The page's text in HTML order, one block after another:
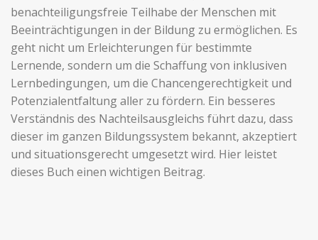
benachteiligungsfreie Teilhabe der Menschen mit
Beeinträchtigungen in der Bildung zu ermöglichen. Es
geht nicht um Erleichterungen für bestimmte
Lernende, sondern um die Schaffung von inklusiven
Lernbedingungen, um die Chancengerechtigkeit und
Potenzialentfaltung aller zu fördern. Ein besseres
Verständnis des Nachteilsausgleichs führt dazu, dass
dieser im ganzen Bildungssystem bekannt, akzeptiert
und situationsgerecht umgesetzt wird. Hier leistet
dieses Buch einen wichtigen Beitrag.